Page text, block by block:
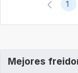
1
Mejores